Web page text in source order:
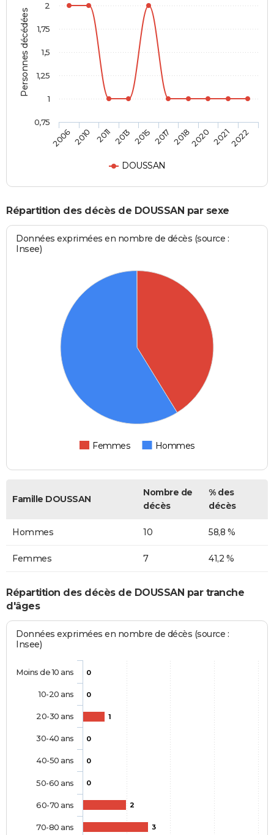
Personnes décédées
DOUSSAN
2006 2010 2011 2013 2015 2017 20182020 20212022
0,75
1
1,25
1,5
1,75
2
Répartition des décès de DOUSSAN par sexe
Données exprimées en nombre de décès (source :
Insee)
Femmes Hommes
Famille DOUSSAN
Nombre de
décès
% des
décès
Hommes 10 58,8 %
Femmes 7 41,2 %
Répartition des décès de DOUSSAN par tranche
d'âges
Données exprimées en nombre de décès (source :
Insee)
0
0
1
0
0
0
2
3
Moins de 10 ans
10-20 ans
20-30 ans
30-40 ans
40-50 ans
50-60 ans
60-70 ans
70-80 ans